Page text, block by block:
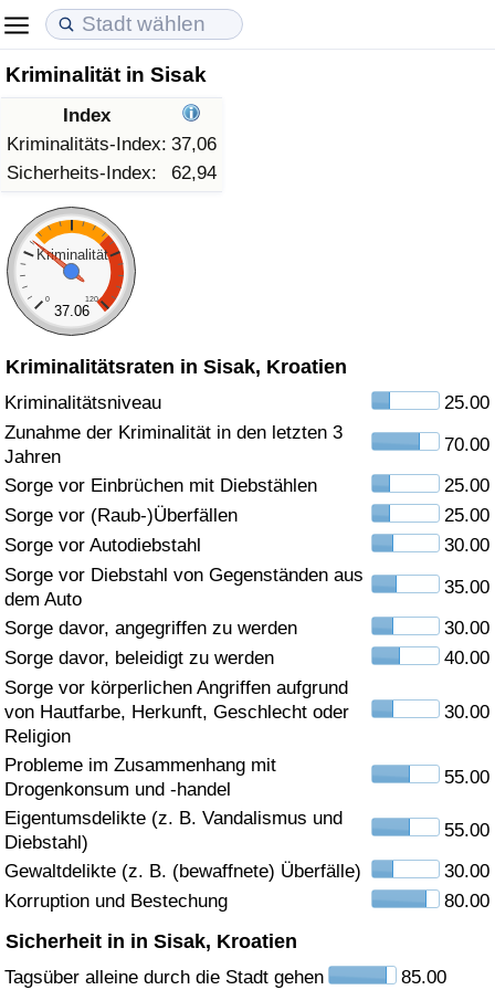
Kriminalität in Sisak
Index
Kriminalitäts-Index: 37,06
Sicherheits-Index:
62,94
Kriminalität
0 120
37.06
Kriminalitätsraten in Sisak, Kroatien
Kriminalitätsniveau
25.00
Zunahme der Kriminalität in den letzten 3
Jahren
70.00
Sorge vor Einbrüchen mit Diebstählen
25.00
Sorge vor (Raub-)Überfällen
25.00
Sorge vor Autodiebstahl
30.00
Sorge vor Diebstahl von Gegenständen aus
dem Auto
35.00
Sorge davor, angegriffen zu werden
30.00
Sorge davor, beleidigt zu werden
40.00
Sorge vor körperlichen Angriffen aufgrund
von Hautfarbe, Herkunft, Geschlecht oder
Religion
30.00
Probleme im Zusammenhang mit
Drogenkonsum und -handel
55.00
Eigentumsdelikte (z. B. Vandalismus und
Diebstahl)
55.00
Gewaltdelikte (z. B. (bewaffnete) Überfälle)
30.00
Korruption und Bestechung
80.00
Sicherheit in in Sisak, Kroatien
Tagsüber alleine durch die Stadt gehen 85.00
Lebenshaltungskosten
Lebenshaltungskosten-Index (aktuell)
Lebenshaltungskosten-Index
Lebenshaltungskosten-Index nach Land
in Akaba
Immobilienpreise
Immobilienpreis-Index (aktuell)
Immobilienpreis-Index
Immobilienpreis-Index nach Land
Lebensqualität
Lebensqualität-Index
Lebensqualität-Index (aktuell)
Lebensqualitätsindex nach Land
Kriminalität
Kriminalitäts-Index (aktuell)
Kriminalitäts-Index
Kriminalitätsindex nach Land
Gesundheitsversorgung
Gesundheitsversorgungs-Index (aktuell)
Gesundheitsversorgungs-Index
Gesundheitsversorgungs-Index nach Land
Umweltverschmutzung
Umweltverschmutzungs-Index (aktuell)
Verschmutzungsindex
Umweltverschmutzungs-Index nach Land
Verkehr